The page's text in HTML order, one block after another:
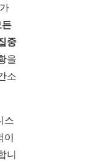
중
을
소
스
이
니